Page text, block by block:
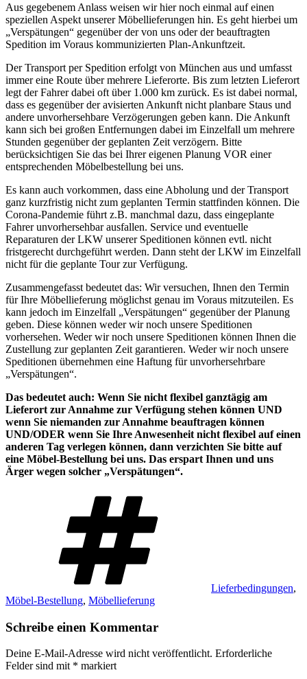
Aus gegebenem Anlass weisen wir hier noch einmal auf einen
speziellen Aspekt unserer Möbellieferungen hin. Es geht hierbei um
„Verspätungen“ gegenüber der von uns oder der beauftragten
Spedition im Voraus kommunizierten Plan-Ankunftzeit.
Der Transport per Spedition erfolgt von München aus und umfasst
immer eine Route über mehrere Lieferorte. Bis zum letzten Lieferort
legt der Fahrer dabei oft über 1.000 km zurück. Es ist dabei normal,
dass es gegenüber der avisierten Ankunft nicht planbare Staus und
andere unvorhersehbare Verzögerungen geben kann. Die Ankunft
kann sich bei großen Entfernungen dabei im Einzelfall um mehrere
Stunden gegenüber der geplanten Zeit verzögern. Bitte
berücksichtigen Sie das bei Ihrer eigenen Planung VOR einer
entsprechenden Möbelbestellung bei uns.
Es kann auch vorkommen, dass eine Abholung und der Transport
ganz kurzfristig nicht zum geplanten Termin stattfinden können. Die
Corona-Pandemie führt z.B. manchmal dazu, dass eingeplante
Fahrer unvorhersehbar ausfallen. Service und eventuelle
Reparaturen der LKW unserer Speditionen können evtl. nicht
fristgerecht durchgeführt werden. Dann steht der LKW im Einzelfall
nicht für die geplante Tour zur Verfügung.
Zusammengefasst bedeutet das: Wir versuchen, Ihnen den Termin
für Ihre Möbellieferung möglichst genau im Voraus mitzuteilen. Es
kann jedoch im Einzelfall „Verspätungen“ gegenüber der Planung
geben. Diese können weder wir noch unsere Speditionen
vorhersehen. Weder wir noch unsere Speditionen können Ihnen die
Zustellung zur geplanten Zeit garantieren. Weder wir noch unsere
Speditionen übernehmen eine Haftung für unvorhersehrbare
„Verspätungen“.
Das bedeutet auch: Wenn Sie nicht flexibel ganztägig am
Lieferort zur Annahme zur Verfügung stehen können UND
wenn Sie niemanden zur Annahme beauftragen können
UND/ODER wenn Sie Ihre Anwesenheit nicht flexibel auf einen
anderen Tag verlegen können, dann verzichten Sie bitte auf
eine Möbel-Bestellung bei uns. Das erspart Ihnen und uns
Ärger wegen solcher „Verspätungen“.
Lieferbedingungen,
Möbel-Bestellung, Möbellieferung
Schreibe einen Kommentar
Deine E-Mail-Adresse wird nicht veröffentlicht. Erforderliche
Felder sind mit * markiert